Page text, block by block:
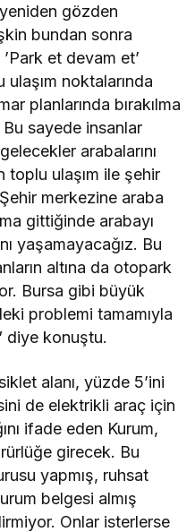
gözden
bundan sonra
et devam et’
noktalarında
planlarında bırakılma
sayede insanlar
arabalarını
ulaşım ile şehir
merkezine araba
gittiğinde arabayı
yaşamayacağız. Bu
altına da otopark
Bursa gibi büyük
problemi tamamıyla
diye konuştu.
alanı, yüzde 5’ini
de elektrikli araç için
ifade eden Kurum,
girecek. Bu
yapmış, ruhsat
belgesi almış
Onlar isterlerse